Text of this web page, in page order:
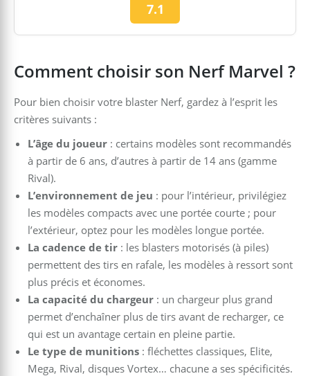
7.1
Comment choisir son Nerf Marvel ?
Pour bien choisir votre blaster Nerf, gardez à l’esprit les
critères suivants :
L’âge du joueur : certains modèles sont recommandés
à partir de 6 ans, d’autres à partir de 14 ans (gamme
Rival).
L’environnement de jeu : pour l’intérieur, privilégiez
les modèles compacts avec une portée courte ; pour
l’extérieur, optez pour les modèles longue portée.
La cadence de tir : les blasters motorisés (à piles)
permettent des tirs en rafale, les modèles à ressort sont
plus précis et économes.
La capacité du chargeur : un chargeur plus grand
permet d’enchaîner plus de tirs avant de recharger, ce
qui est un avantage certain en pleine partie.
Le type de munitions : fléchettes classiques, Elite,
Mega, Rival, disques Vortex… chacune a ses spécificités.